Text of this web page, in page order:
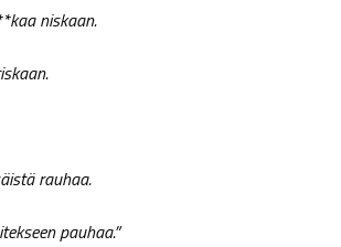
niskaan.
rauhaa.
pauhaa.”